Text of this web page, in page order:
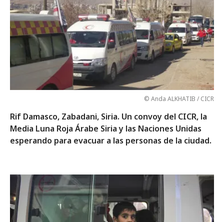
© Anda ALKHATIB / CICR
Rif Damasco, Zabadani, Siria. Un convoy del CICR, la
Media Luna Roja Árabe Siria y las Naciones Unidas
esperando para evacuar a las personas de la ciudad.